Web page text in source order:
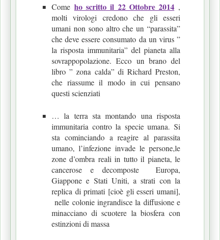
Comeho scritto il 22 Ottobre 2014,
molti virologi credono che gli esseri
umani non sono altro che un “parassita”
che deve essere consumato da un virus ”
la risposta immunitaria” del pianeta alla
sovrappopolazione. Ecco un brano del
libro ” zona calda” di Richard Preston,
che riassume il modo in cui pensano
questi scienziati
… la terra sta montando una risposta
immunitaria contro la specie umana. Si
sta cominciando a reagire al parassita
umano, l’infezione invade le persone,le
zone d’ombra reali in tutto il pianeta, le
cancerose e decomposte Europa,
Giappone e Stati Uniti, a strati con la
replica di primati [cioè gli esseri umani],
nelle colonie ingrandisce la diffusione e
minacciano di scuotere la biosfera con
estinzioni di massa